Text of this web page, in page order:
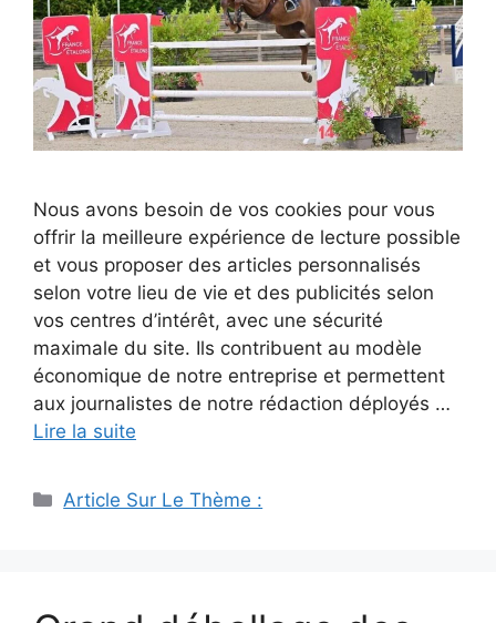
Nous avons besoin de vos cookies pour vous
offrir la meilleure expérience de lecture possible
et vous proposer des articles personnalisés
selon votre lieu de vie et des publicités selon
vos centres d’intérêt, avec une sécurité
maximale du site. Ils contribuent au modèle
économique de notre entreprise et permettent
aux journalistes de notre rédaction déployés …
Lire la suite
Catégories
Article Sur Le Thème :